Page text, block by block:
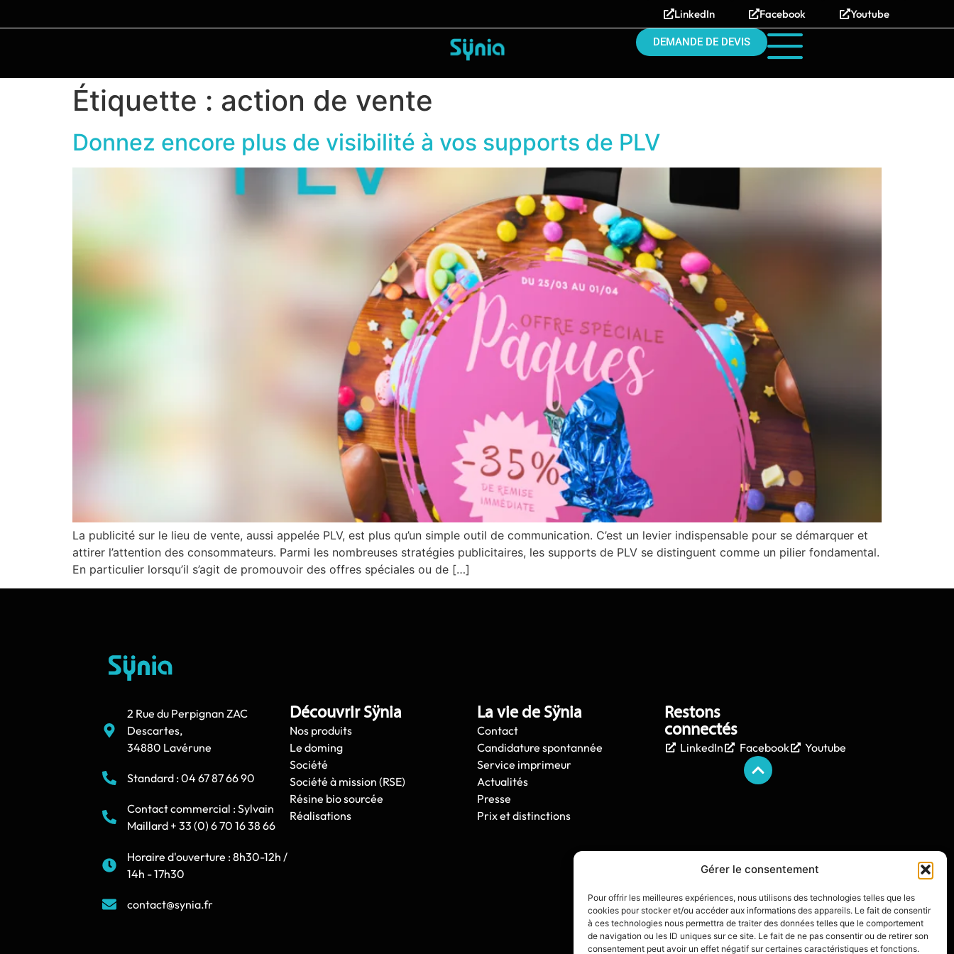
Gérer le consentement
Pour offrir les meilleures expériences, nous utilisons des technologies telles que les
cookies pour stocker et/ou accéder aux informations des appareils. Le fait de consentir
à ces technologies nous permettra de traiter des données telles que le comportement
de navigation ou les ID uniques sur ce site. Le fait de ne pas consentir ou de retirer son
consentement peut avoir un effet négatif sur certaines caractéristiques et fonctions.
Youtube
Facebook
LinkedIn
DEMANDE DE DEVIS
Étiquette : action de vente
Donnez encore plus de visibilité à vos supports de PLV
La publicité sur le lieu de vente, aussi appelée PLV, est plus qu’un simple outil de communication. C’est un levier indispensable pour se démarquer et
attirer l’attention des consommateurs. Parmi les nombreuses stratégies publicitaires, les supports de PLV se distinguent comme un pilier fondamental.
En particulier lorsqu’il s’agit de promouvoir des offres spéciales ou de […]
2 Rue du Perpignan ZAC
Descartes,
34880 Lavérune
Standard : 04 67 87 66 90
Contact commercial : Sylvain
Maillard + 33 (0) 6 70 16 38 66
Horaire d'ouverture : 8h30-12h /
14h - 17h30
contact@synia.fr
Découvrir Sÿnia
Nos produits
Le doming
Société
Société à mission (RSE)
Résine bio sourcée
Réalisations
La vie de Sÿnia
Contact
Candidature spontannée
Service imprimeur
Actualités
Presse
Prix et distinctions
Restons
connectés
LinkedIn Facebook Youtube